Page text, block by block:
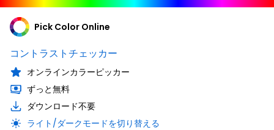
Pick Color Online
コントラストチェッカー
オンラインカラーピッカー
ずっと無料
ダウンロード不要
ライト/ダークモードを切り替える